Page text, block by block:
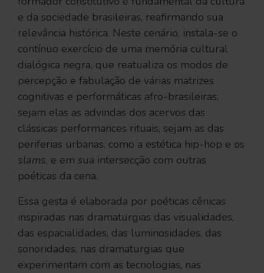
e da sociedade brasileiras, reafirmando sua
relevância histórica. Neste cenário, instala-se o
contínuo exercício de uma memória cultural
dialógica negra, que reatualiza os modos de
percepção e fabulação de várias matrizes
cognitivas e performáticas afro-brasileiras,
sejam elas as advindas dos acervos das
clássicas performances rituais, sejam as das
periferias urbanas, como a estética hip-hop e os
slams, e em sua intersecção com outras
poéticas da cena.
Essa gesta é elaborada por poéticas cênicas
inspiradas nas dramaturgias das visualidades,
das espacialidades, das luminosidades, das
sonoridades, nas dramaturgias que
experimentam com as tecnologias, nas